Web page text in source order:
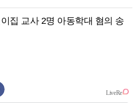
집 교사 2명 아동학대 혐의 송